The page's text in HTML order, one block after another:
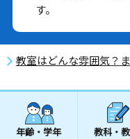
す。
教室はどんな雰囲気？
年齢・学年 教科・